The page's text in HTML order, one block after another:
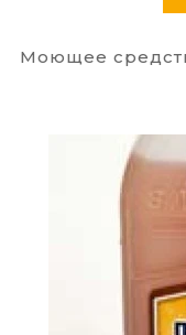
В нашем
также можете
в
мытья витрин;
санитарной
спортивных
А если вас
товаров, мы
доступным
Моющее